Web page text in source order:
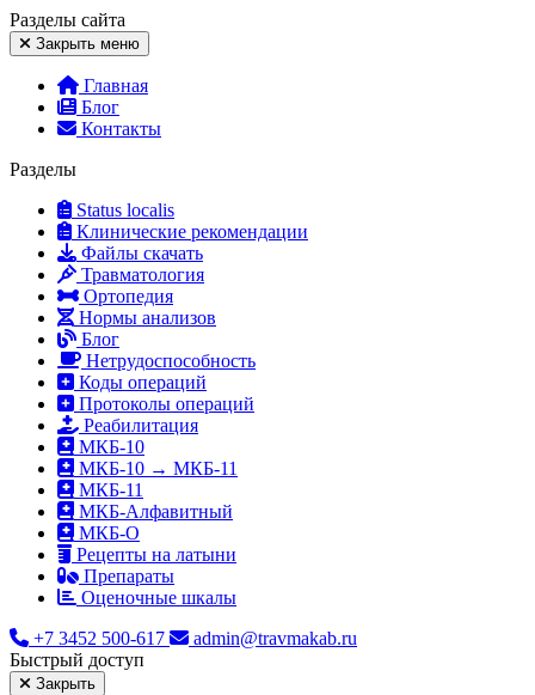
Разделы сайта
Закрыть меню
Главная
Блог
Контакты
Разделы
Status localis
Клинические рекомендации
Файлы скачать
Травматология
Ортопедия
Нормы анализов
Блог
Нетрудоспособность
Коды операций
Протоколы операций
Реабилитация
МКБ-10
МКБ-10 → МКБ-11
МКБ-11
МКБ-Алфавитный
МКБ-О
Рецепты на латыни
Препараты
Оценочные шкалы
+7 3452 500-617
admin@travmakab.ru
Быстрый доступ
Закрыть